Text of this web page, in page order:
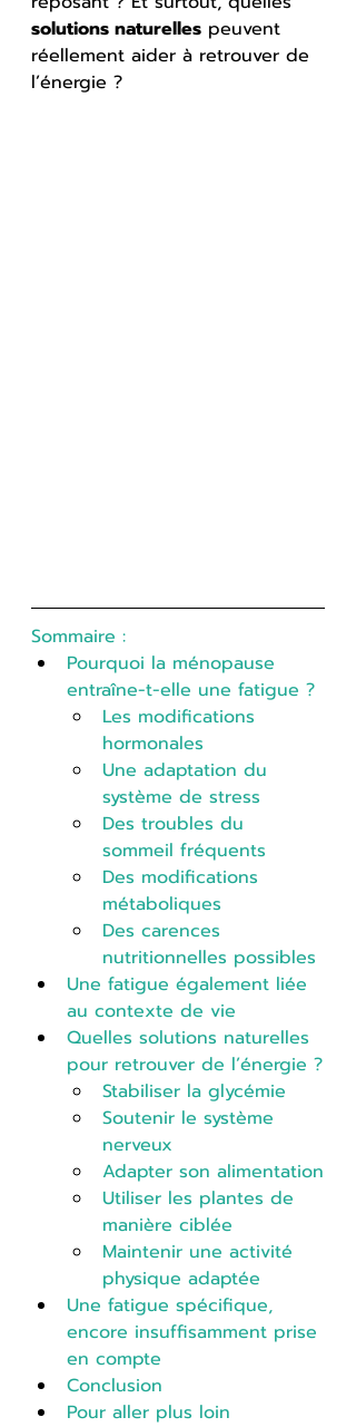
solutions naturelles peuvent
réellement aider à retrouver de
l’énergie ?
Sommaire :
Pourquoi la ménopause
entraîne-t-elle une fatigue ?
Les modifications
hormonales
Une adaptation du
système de stress
Des troubles du
sommeil fréquents
Des modifications
métaboliques
Des carences
nutritionnelles possibles
Une fatigue également liée
au contexte de vie
Quelles solutions naturelles
pour retrouver de l’énergie ?
Stabiliser la glycémie
Soutenir le système
nerveux
Adapter son alimentation
Utiliser les plantes de
manière ciblée
Maintenir une activité
physique adaptée
Une fatigue spécifique,
encore insuffisamment prise
en compte
Conclusion
Pour aller plus loin